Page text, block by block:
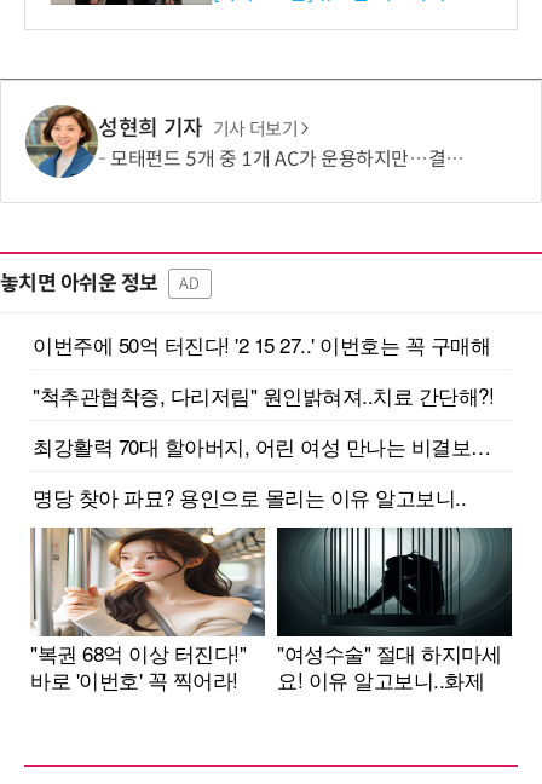
성현희 기자 기사 더보기
모태펀드 5개 중 1개 AC가 운용하지만…결성액 비중은 5.6%
놓치면 아쉬운 정보 AD